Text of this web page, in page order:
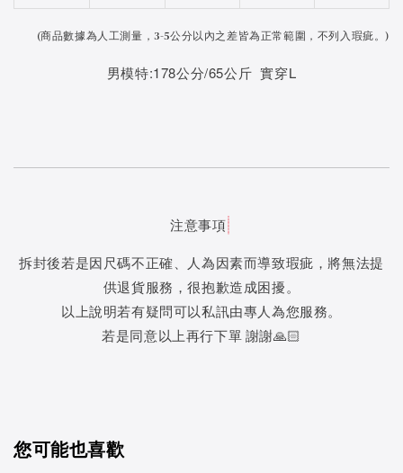
(商品數據為人工測量，3-5公分以內之差皆為正常範圍，不列入瑕疵。)
男模特:178公分/65公斤 實穿L
注意事項
拆封後若是因尺碼不正確、人為因素而導致瑕疵，將無法提
供退貨服務，很抱歉造成困擾。
以上說明若有疑問可以私訊由專人為您服務。
若是同意以上再行下單 謝謝🙏🏻
您可能也喜歡